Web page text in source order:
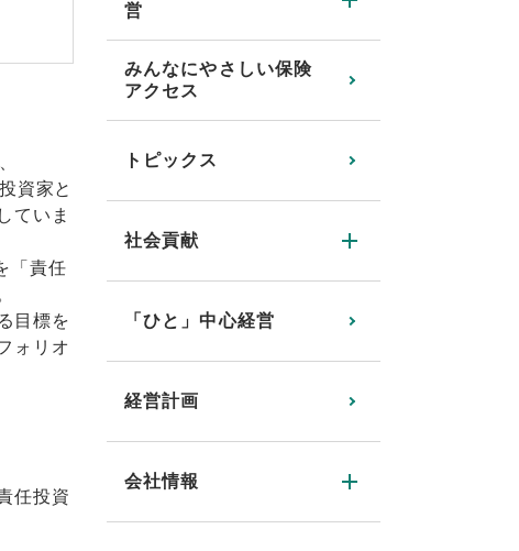
資家と
ていま
「責任
目標を
ォリオ
任投資
営
みんなにやさしい保険
アクセス
トピックス
社会貢献
「ひと」中心経営
経営計画
会社情報